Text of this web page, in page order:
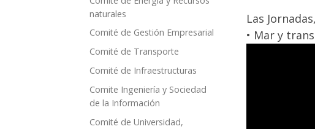
Las
• Mar y
naturales
Comité de Gestión Empresarial
Comité de Transporte
Comité de Infraestructuras
Comite Ingeniería y Sociedad
de la Información
Comité de Universidad,